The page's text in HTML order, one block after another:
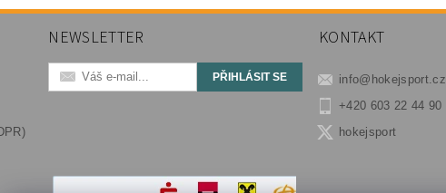
NEWSLETTER KONTAKT
info@ hokejsport.cz
+420 603 22 44 90
hokejsport